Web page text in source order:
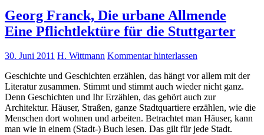
Georg Franck, Die urbane Allmende
Eine Pflichtlektüre für die Stuttgarter
30. Juni 2011 H. Wittmann Kommentar hinterlassen
Geschichte und Geschichten erzählen, das hängt vor allem mit der
Literatur zusammen. Stimmt und stimmt auch wieder nicht ganz.
Denn Geschichten und Ihr Erzählen, das gehört auch zur
Architektur. Häuser, Straßen, ganze Stadtquartiere erzählen, wie die
Menschen dort wohnen und arbeiten. Betrachtet man Häuser, kann
man wie in einem (Stadt-) Buch lesen. Das gilt für jede Stadt.